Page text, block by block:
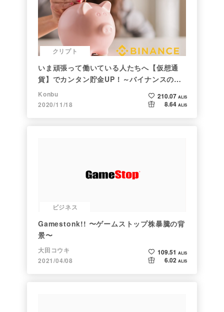
クリプト
いま頑張って働いている人たちへ【仮想通
貨】でカンタン貯金UP！～バイナンスの使
い方初心者編～
Konbu
2020/11/18
210.07 ALIS
8.64 ALIS
ビジネス
Gamestonk!! 〜ゲームストップ株暴騰の背
景〜
大田コウキ
2021/04/08
109.51 ALIS
6.02 ALIS